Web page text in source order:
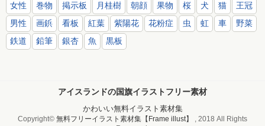
女性
巻物 掲示板 月桂樹 朝顔 果物 桜 犬 猫
王冠
男性
画鋲 看板 紅葉 紫陽花 花粉症 虫 虹 車
野菜
鉄道
鉛筆 銀杏 魚 黒板
アイスランドの国旗イラストフリー素材
かわいい無料イラスト素材集
Copyright© 無料フリーイラスト素材集【Frame illust】
, 2018 All Rights